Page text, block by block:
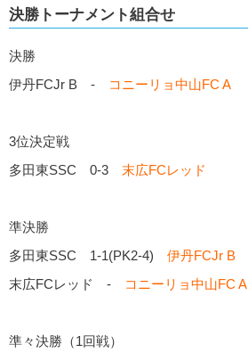
決勝トーナメント組合せ
決勝
伊丹FCJr B -
コニーリョ中山FC A
3位決定戦
多田東SSC 0-3 末広FCレッド
準決勝
多田東SSC 1-1(PK2-4) 伊丹FCJr B
末広FCレッド -
コニーリョ中山FC A
準々決勝（1回戦）